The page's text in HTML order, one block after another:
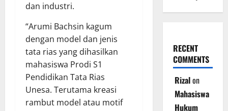
dan industri.
“Arumi Bachsin kagum
dengan model dan jenis
tata rias yang dihasilkan
mahasiswa Prodi S1
Pendidikan Tata Rias
Unesa. Terutama kreasi
rambut model atau motif
RECENT
COMMENTS
Rizalon
Mahasiswa
Hukum